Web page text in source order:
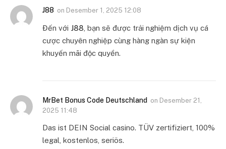
J88 on Desember 1, 2025 12:08
Đến với J88, bạn sẽ được trải nghiệm dịch vụ cá
cược chuyên nghiệp cùng hàng ngàn sự kiện
khuyến mãi độc quyền.
MrBet Bonus Code Deutschland on Desember 21,
2025 11:48
Das ist DEIN Social casino. TÜV zertifiziert, 100%
legal, kostenlos, seriös.